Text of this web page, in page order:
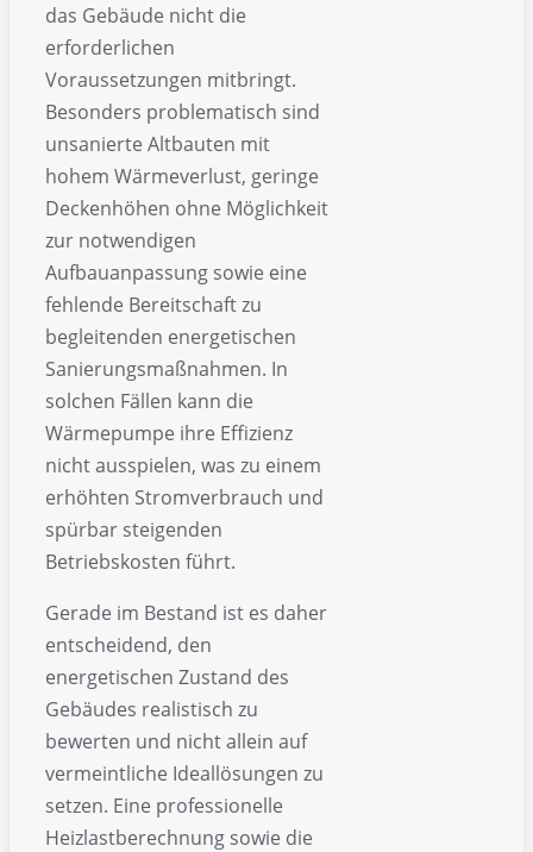
das Gebäude nicht die
erforderlichen
Voraussetzungen mitbringt.
Besonders problematisch sind
unsanierte Altbauten mit
hohem Wärmeverlust, geringe
Deckenhöhen ohne Möglichkeit
zur notwendigen
Aufbauanpassung sowie eine
fehlende Bereitschaft zu
begleitenden energetischen
Sanierungsmaßnahmen. In
solchen Fällen kann die
Wärmepumpe ihre Effizienz
nicht ausspielen, was zu einem
erhöhten Stromverbrauch und
spürbar steigenden
Betriebskosten führt.
Gerade im Bestand ist es daher
entscheidend, den
energetischen Zustand des
Gebäudes realistisch zu
bewerten und nicht allein auf
vermeintliche Ideallösungen zu
setzen. Eine professionelle
Heizlastberechnung sowie die